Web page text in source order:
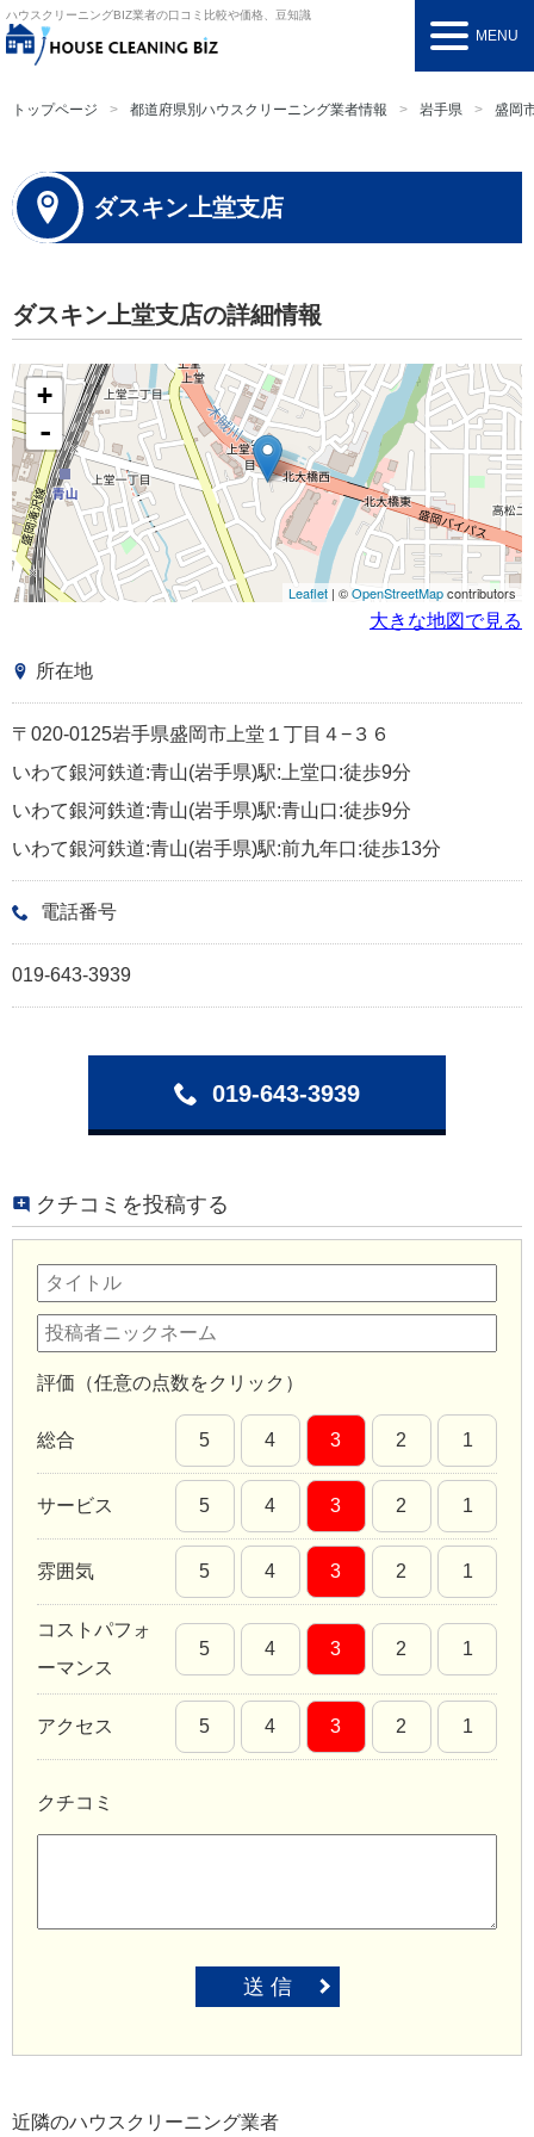
ハウスクリーニングBIZ業者の口コミ比較や価格、豆知識
MENU
トップページ 都道府県別ハウスクリーニング業者情報 岩手県 盛岡
ダスキン上堂支店
ダスキン上堂支店の詳細情報
+
-
Leaflet | ©OpenStreetMapcontributors
大きな地図で見る
所在地
〒020-0125岩手県盛岡市上堂１丁目４−３６
いわて銀河鉄道:青山(岩手県)駅:上堂口:徒歩9分
いわて銀河鉄道:青山(岩手県)駅:青山口:徒歩9分
いわて銀河鉄道:青山(岩手県)駅:前九年口:徒歩13分
電話番号
019-643-3939
019-643-3939
クチコミを投稿する
評価（任意の点数をクリック）
総合 5 4 3 2 1
サービス 5 4 3 2 1
雰囲気 5 4 3 2 1
コストパフォ
ーマンス
5 4 3 2 1
アクセス 5 4 3 2 1
クチコミ
送 信
近隣のハウスクリーニング業者